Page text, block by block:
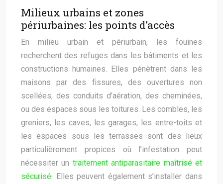
Milieux urbains et zones
périurbaines: les points d’accès
En milieu urbain et périurbain, les fouines
recherchent des refuges dans les bâtiments et les
constructions humaines. Elles pénètrent dans les
maisons par des fissures, des ouvertures non
scellées, des conduits d’aération, des cheminées,
ou des espaces sous les toitures. Les combles, les
greniers, les caves, les garages, les entre-toits et
les espaces sous les terrasses sont des lieux
particulièrement propices où l’infestation peut
nécessiter un traitement antiparasitaire maîtrisé et
sécurisé. Elles peuvent également s’installer dans